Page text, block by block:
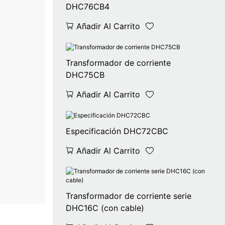
DHC76CB4
Añadir Al Carrito
Transformador de corriente
DHC75CB
Añadir Al Carrito
Especificación DHC72CBC
Añadir Al Carrito
Transformador de corriente serie
DHC16C (con cable)